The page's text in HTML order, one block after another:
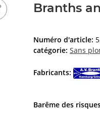
Branths
Numéro d'article:
catégorie: Sans
Fabricants:
Barême des